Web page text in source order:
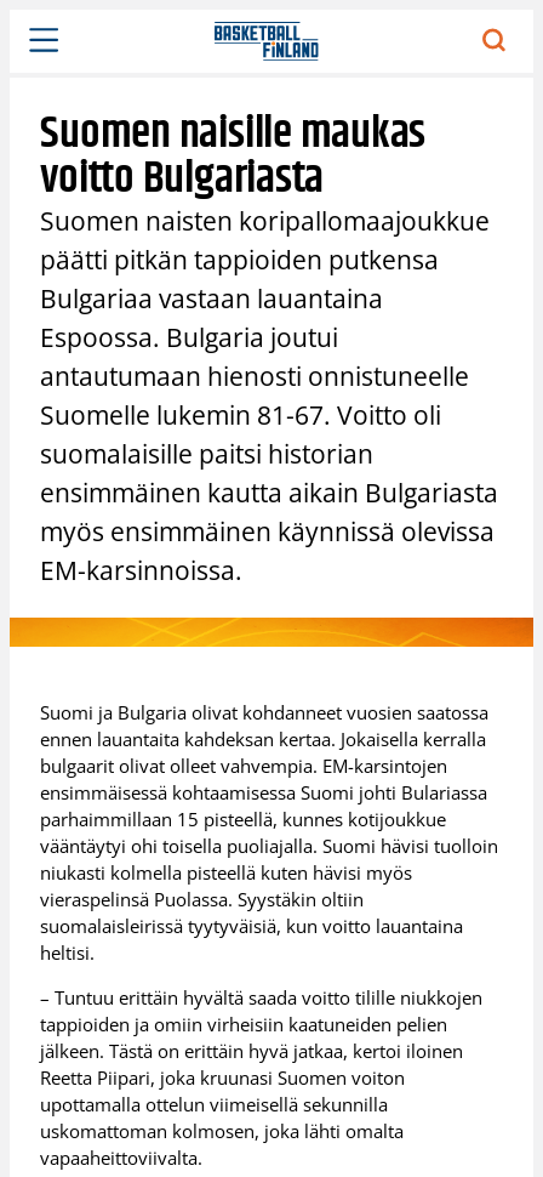
Siirry
sisältöön
Suomen naisille maukas
voitto Bulgariasta
Suomen naisten koripallomaajoukkue
päätti pitkän tappioiden putkensa
Bulgariaa vastaan lauantaina
Espoossa. Bulgaria joutui
antautumaan hienosti onnistuneelle
Suomelle lukemin 81-67. Voitto oli
suomalaisille paitsi historian
ensimmäinen kautta aikain Bulgariasta
myös ensimmäinen käynnissä olevissa
EM-karsinnoissa.
Suomi ja Bulgaria olivat kohdanneet vuosien saatossa
ennen lauantaita kahdeksan kertaa. Jokaisella kerralla
bulgaarit olivat olleet vahvempia. EM-karsintojen
ensimmäisessä kohtaamisessa Suomi johti Bulariassa
parhaimmillaan 15 pisteellä, kunnes kotijoukkue
vääntäytyi ohi toisella puoliajalla. Suomi hävisi tuolloin
niukasti kolmella pisteellä kuten hävisi myös
vieraspelinsä Puolassa. Syystäkin oltiin
suomalaisleirissä tyytyväisiä, kun voitto lauantaina
heltisi.
– Tuntuu erittäin hyvältä saada voitto tilille niukkojen
tappioiden ja omiin virheisiin kaatuneiden pelien
jälkeen. Tästä on erittäin hyvä jatkaa, kertoi iloinen
Reetta Piipari, joka kruunasi Suomen voiton
upottamalla ottelun viimeisellä sekunnilla
uskomattoman kolmosen, joka lähti omalta
vapaaheittoviivalta.